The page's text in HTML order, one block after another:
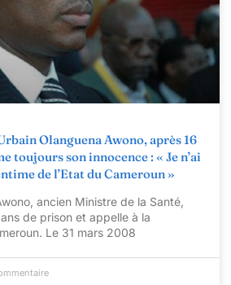
Olanguena Awono, après 16
toujours son innocence : « Je n’ai
de l’Etat du Cameroun »
ancien Ministre de la Santé,
de prison et appelle à la
Le 31 mars 2008